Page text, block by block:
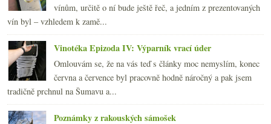
vínům, určitě o ní bude ještě řeč, a jedním z prezentovaných
vín byl – vzhledem k zamě...
Vinotéka Epizoda IV: Výparník vrací úder
Omlouvám se, že na vás teď s články moc nemyslím, konec
června a července byl pracovně hodně náročný a pak jsem
tradičně prchnul na Šumavu a...
Poznámky z rakouských sámošek